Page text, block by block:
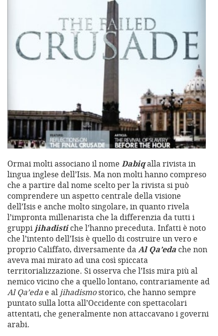
Ormai molti associano il nome Dabiqalla rivista in
lingua inglese dell’Isis. Ma non molti hanno compreso
che a partire dal nome scelto per la rivista si può
comprendere un aspetto centrale della visione
dell’Isis e anche molto singolare, in quanto rivela
l’impronta millenarista che la differenzia da tutti i
gruppi jihadistiche l’hanno preceduta. Infatti è noto
che l’intento dell’Isis è quello di costruire un vero e
proprio Califfato, diversamente daAl Qa’eda che non
aveva mai mirato ad una così spiccata
territorializzazione. Si osserva che l’Isis mira più al
nemico vicino che a quello lontano, contrariamente ad
Al Qa’eda e al jihadismostorico, che hanno sempre
puntato sulla lotta all’Occidente con spettacolari
attentati, che generalmente non attaccavano i governi
arabi.